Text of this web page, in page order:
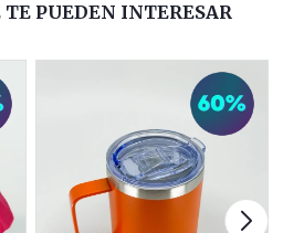
TE PUEDEN INTERESAR